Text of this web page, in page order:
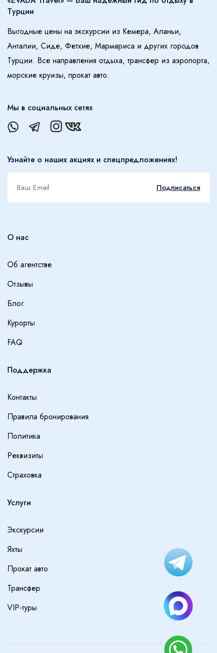
Турции
Выгодные цены на экскурсии из Кемера, Аланьи,
Анталии, Сиде, Фетхие, Мармариса и других городов
Турции. Все направления отдыха, трансфер из аэропорта,
морские круизы, прокат авто.
Мы в социальных сетях
Узнайте о наших акциях и спецпредложениях!
Подписаться
О нас
Об агентстве
Отзывы
Блог
Курорты
FAQ
Поддержка
Контакты
Правила бронирования
Политика
Реквизиты
Страховка
Услуги
Экскурсии
Яхты
Прокат авто
Трансфер
VIP-туры